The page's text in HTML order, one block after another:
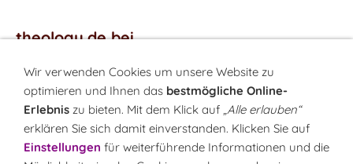
theology.de bei
...Facebook
...Twitter
Monatsrätsel
Wir verwenden Cookies um unsere Website zu
optimieren und Ihnen das bestmögliche Online-
Erlebnis zu bieten. Mit dem Klick auf „Alle erlauben“
erklären Sie sich damit einverstanden. Klicken Sie auf
Einstellungen für weiterführende Informationen und die